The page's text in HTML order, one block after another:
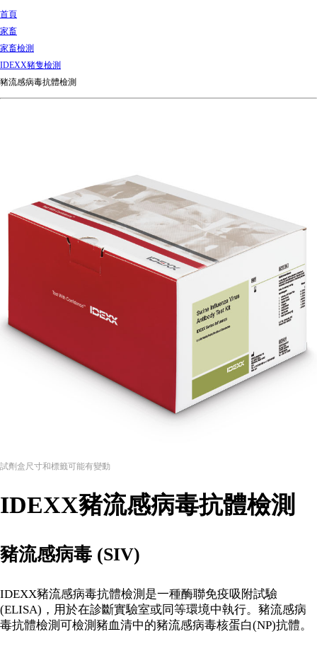
首頁
家畜
家畜檢測
IDEXX豬隻檢測
豬流感病毒抗體檢測
試劑盒尺寸和標籤可能有變動
IDEXX豬流感病毒抗體檢測
豬流感病毒 (SIV)
IDEXX豬流感病毒抗體檢測是一種酶聯免疫吸附試驗
(ELISA)，用於在診斷實驗室或同等環境中執行。豬流感病
毒抗體檢測可檢測豬血清中的豬流感病毒核蛋白(NP)抗體。